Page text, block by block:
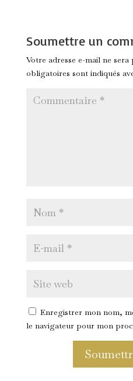
Soumettre un
Votre adresse e-mail ne sera
obligatoires sont indiqués
Enregistrer mon nom,
le navigateur pour mon